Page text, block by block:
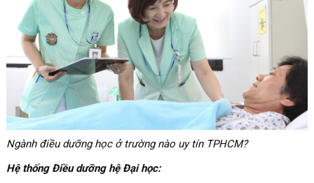
Ngành điều dưỡng học ở trường nào uy tín TPHCM?
Hệ thống Điều dưỡng hệ Đại học: